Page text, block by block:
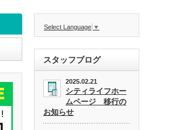
Select Language ▼
スタッフブログ
2025.02.21
シティライフホー
ムページ 移行の
お知らせ